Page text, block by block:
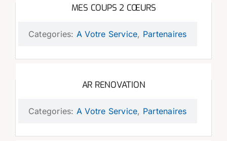
MES COUPS 2 CŒURS
Categories: A Votre Service, Partenaires
AR RENOVATION
Categories: A Votre Service, Partenaires